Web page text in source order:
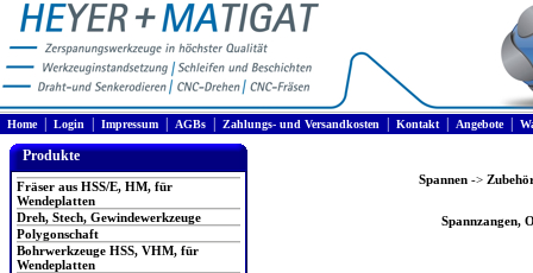
Home| Login Impressum AGBs Zahlungs- und Versandkosten Kontakt| Angebote|
Produkte
Fräser aus HSS/E, HM, für
Wendeplatten
Dreh, Stech, Gewindewerkzeuge
Polygonschaft
Bohrwerkzeuge HSS, VHM, für
Wendeplatten
Spannen ->
Spannzangen,